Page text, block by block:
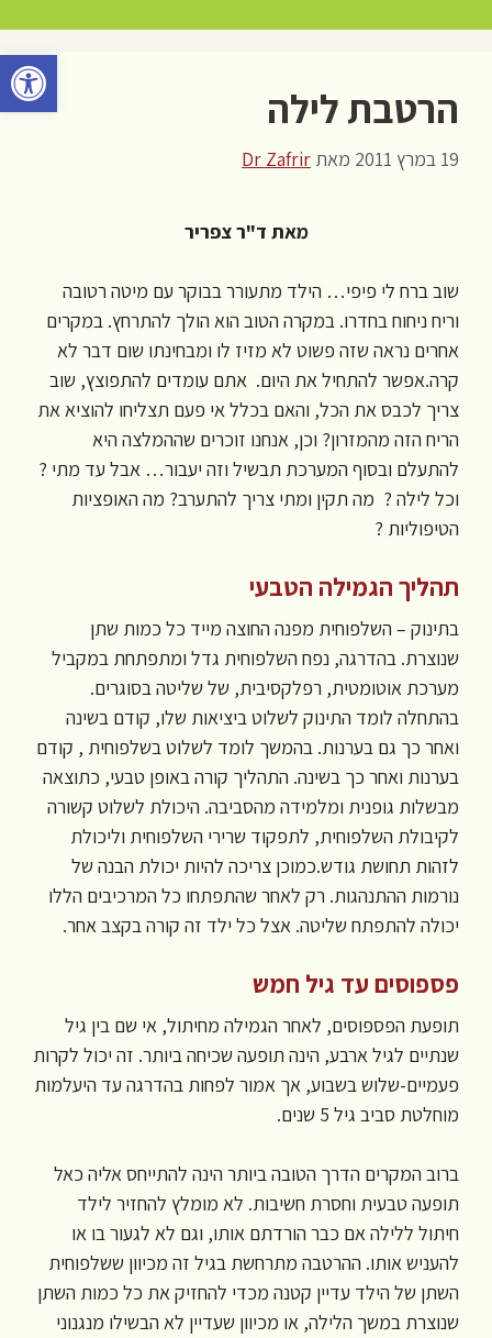
הרטבת לילה
19 במרץ 2011 מאת Dr Zafrir
מאת ד"ר צפריר
שוב ברח לי פיפי… הילד מתעורר בבוקר עם מיטה רטובה
וריח ניחוח בחדרו. במקרה הטוב הוא הולך להתרחץ. במקרים
אחרים נראה שזה פשוט לא מזיז לו ומבחינתו שום דבר לא
קרה.אפשר להתחיל את היום. אתם עומדים להתפוצץ, שוב
צריך לכבס את הכל, והאם בכלל אי פעם תצליחו להוציא את
הריח הזה מהמזרון? וכן, אנחנו זוכרים שההמלצה היא
להתעלם ובסוף המערכת תבשיל וזה יעבור… אבל עד מתי ?
וכל לילה ? מה תקין ומתי צריך להתערב? מה האופציות
הטיפוליות ?
תהליך הגמילה הטבעי
בתינוק – השלפוחית מפנה החוצה מייד כל כמות שתן
שנוצרת. בהדרגה, נפח השלפוחית גדל ומתפתחת במקביל
מערכת אוטומטית, רפלקסיבית, של שליטה בסוגרים.
בהתחלה לומד התינוק לשלוט ביציאות שלו, קודם בשינה
ואחר כך גם בערנות. בהמשך לומד לשלוט בשלפוחית , קודם
בערנות ואחר כך בשינה. התהליך קורה באופן טבעי, כתוצאה
מבשלות גופנית ומלמידה מהסביבה. היכולת לשלוט קשורה
לקיבולת השלפוחית, לתפקוד שרירי השלפוחית וליכולת
לזהות תחושת גודש.כמוכן צריכה להיות יכולת הבנה של
נורמות ההתנהגות. רק לאחר שהתפתחו כל המרכיבים הללו
יכולה להתפתח שליטה. אצל כל ילד זה קורה בקצב אחר.
פספוסים עד גיל חמש
תופעת הפספוסים, לאחר הגמילה מחיתול, אי שם בין גיל
שנתיים לגיל ארבע, הינה תופעה שכיחה ביותר. זה יכול לקרות
פעמיים-שלוש בשבוע, אך אמור לפחות בהדרגה עד היעלמות
מוחלטת סביב גיל 5 שנים.
ברוב המקרים הדרך הטובה ביותר הינה להתייחס אליה כאל
תופעה טבעית וחסרת חשיבות. לא מומלץ להחזיר לילד
חיתול ללילה אם כבר הורדתם אותו, וגם לא לגעור בו או
להעניש אותו. ההרטבה מתרחשת בגיל זה מכיוון ששלפוחית
השתן של הילד עדיין קטנה מכדי להחזיק את כל כמות השתן
שנוצרת במשך הלילה, או מכיוון שעדיין לא הבשילו מנגנוני
פתח